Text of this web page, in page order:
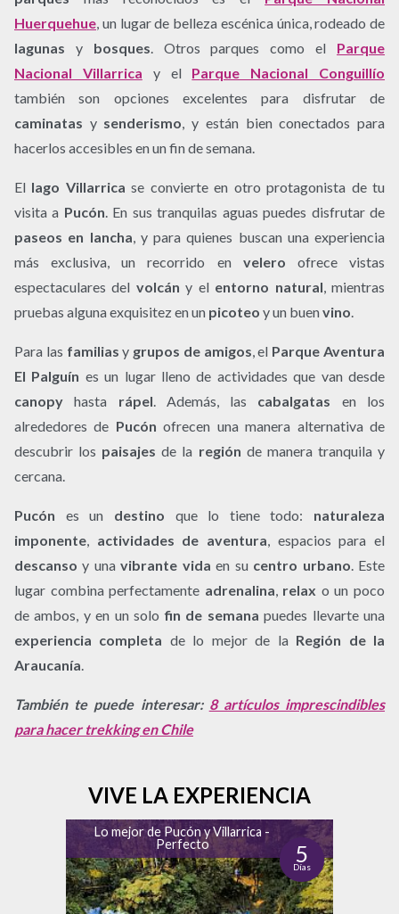
Huerquehue, un lugar de belleza escénica única, rodeado de
lagunas y bosques. Otros parques como el Parque
Nacional Villarrica y el Parque Nacional Conguillío
también son opciones excelentes para disfrutar de
caminatas y senderismo, y están bien conectados para
hacerlos accesibles en un fin de semana.
El lago Villarrica se convierte en otro protagonista de tu
visita a Pucón. En sus tranquilas aguas puedes disfrutar de
paseos en lancha, y para quienes buscan una experiencia
más exclusiva, un recorrido en velero ofrece vistas
espectaculares del volcán y el entorno natural, mientras
pruebas alguna exquisitez en un picoteo y un buenvino.
Para las familias y grupos de amigos, el Parque Aventura
El Palguín es un lugar lleno de actividades que van desde
canopy hasta rápel. Además, las cabalgatas en los
alrededores de Pucón ofrecen una manera alternativa de
descubrir los paisajes de la región de manera tranquila y
cercana.
Pucón es un destino que lo tiene todo: naturaleza
imponente, actividades de aventura, espacios para el
descanso y unavibrante vida en su centro urbano. Este
lugar combina perfectamente adrenalina, relax o un poco
de ambos, y en un solofin de semana puedes llevarte una
experiencia completa de lo mejor de la Región de la
Araucanía.
También te puede interesar: 8 artículos imprescindibles
para hacer trekking en Chile
VIVE LA EXPERIENCIA
Lo mejor de Pucón y Villarrica -
Perfecto
5
Días